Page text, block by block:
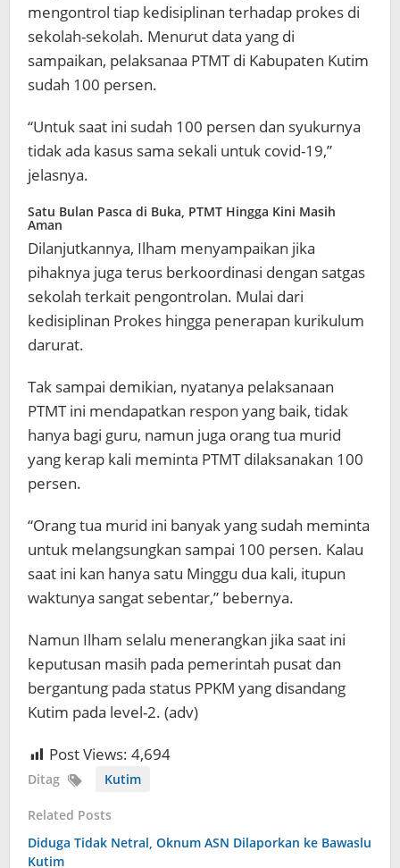
mengontrol tiap kedisiplinan terhadap prokes di
sekolah-sekolah. Menurut data yang di
sampaikan, pelaksanaa PTMT di Kabupaten Kutim
sudah 100 persen.
“Untuk saat ini sudah 100 persen dan syukurnya
tidak ada kasus sama sekali untuk covid-19,”
jelasnya.
Satu Bulan Pasca di Buka, PTMT Hingga Kini Masih
Aman
Dilanjutkannya, Ilham menyampaikan jika
pihaknya juga terus berkoordinasi dengan satgas
sekolah terkait pengontrolan. Mulai dari
kedisiplinan Prokes hingga penerapan kurikulum
darurat.
Tak sampai demikian, nyatanya pelaksanaan
PTMT ini mendapatkan respon yang baik, tidak
hanya bagi guru, namun juga orang tua murid
yang kerap kali meminta PTMT dilaksanakan 100
persen.
“Orang tua murid ini banyak yang sudah meminta
untuk melangsungkan sampai 100 persen. Kalau
saat ini kan hanya satu Minggu dua kali, itupun
waktunya sangat sebentar,” bebernya.
Namun Ilham selalu menerangkan jika saat ini
keputusan masih pada pemerintah pusat dan
bergantung pada status PPKM yang disandang
Kutim pada level-2. (adv)
Post Views: 4,694
Ditag Kutim
Related Posts
Diduga Tidak Netral, Oknum ASN Dilaporkan ke Bawaslu
Kutim